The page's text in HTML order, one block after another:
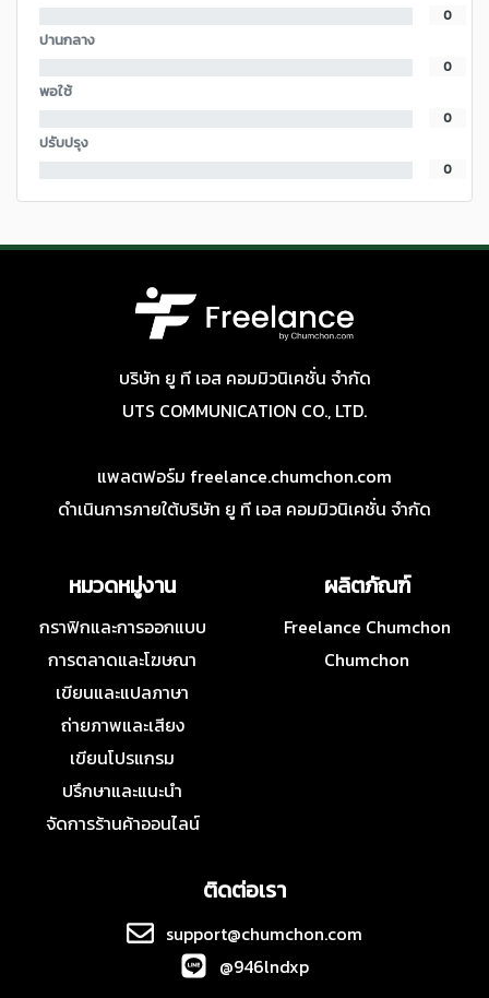
0
ปานกลาง
0
พอใช้
0
ปรับปรุง
0
บริษัท ยู ที เอส คอมมิวนิเคชั่น จำกัด
UTS COMMUNICATION CO., LTD.
แพลตฟอร์ม freelance.chumchon.com
ดำเนินการภายใต้บริษัท ยู ที เอส คอมมิวนิเคชั่น จำกัด
หมวดหมู่งาน
กราฟิกและการออกแบบ
การตลาดและโฆษณา
เขียนและแปลภาษา
ถ่ายภาพและเสียง
เขียนโปรแกรม
ปรึกษาและแนะนำ
จัดการร้านค้าออนไลน์
ผลิตภัณฑ์
Freelance Chumchon
Chumchon
ติดต่อเรา
support@chumchon.com
@946lndxp